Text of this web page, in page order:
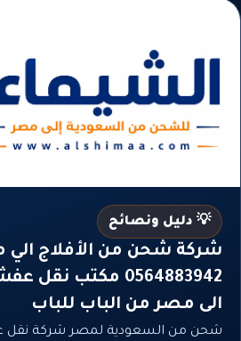
💡 دليل ونصائح
شركة شحن من الأفلاج
0564883942 مكتب
الى مصر من الباب للباب
شحن من السعودية لمصر شركة نقل